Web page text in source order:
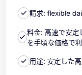
請求: flexible
料金: 高速で安定
を手頃な価格で
用途: 安定した